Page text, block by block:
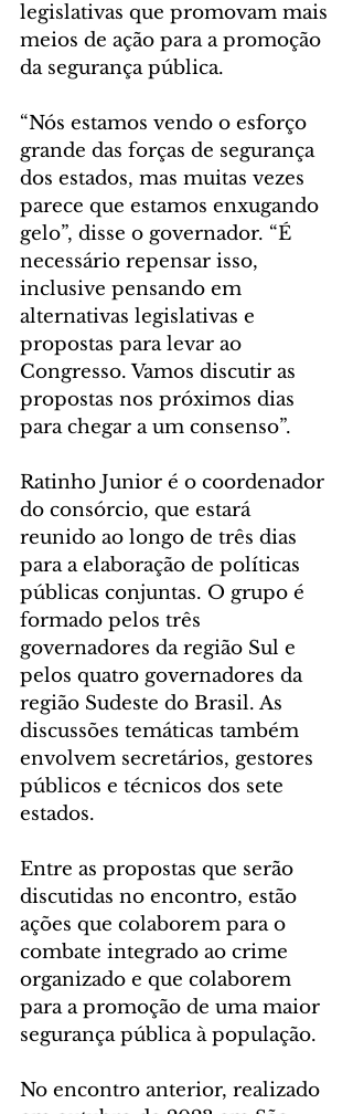
legislativas que promovam mais
meios de ação para a promoção
da segurança pública.
“Nós estamos vendo o esforço
grande das forças de segurança
dos estados, mas muitas vezes
parece que estamos enxugando
gelo”, disse o governador. “É
necessário repensar isso,
inclusive pensando em
alternativas legislativas e
propostas para levar ao
Congresso. Vamos discutir as
propostas nos próximos dias
para chegar a um consenso”.
Ratinho Junior é o coordenador
do consórcio, que estará
reunido ao longo de três dias
para a elaboração de políticas
públicas conjuntas. O grupo é
formado pelos três
governadores da região Sul e
pelos quatro governadores da
região Sudeste do Brasil. As
discussões temáticas também
envolvem secretários, gestores
públicos e técnicos dos sete
estados.
Entre as propostas que serão
discutidas no encontro, estão
ações que colaborem para o
combate integrado ao crime
organizado e que colaborem
para a promoção de uma maior
segurança pública à população.
No encontro anterior, realizado